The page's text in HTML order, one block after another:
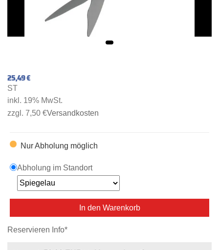
25,49 €
ST
inkl. 19% MwSt.
zzgl. 7,50 €Versandkosten
Nur Abholung möglich
Abholung im Standort
In den Warenkorb
Reservieren Info*